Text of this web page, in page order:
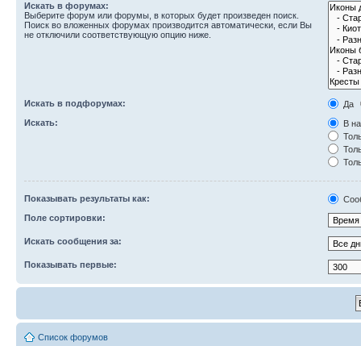
Искать в форумах:
Выберите форум или форумы, в которых будет произведен поиск.
Поиск во вложенных форумах производится автоматически, если Вы
не отключили соответствующую опцию ниже.
Искать в подфорумах:
Да
Искать:
В
Показывать результаты как:
Поле сортировки:
Искать сообщения за:
Показывать первые:
Список форумов